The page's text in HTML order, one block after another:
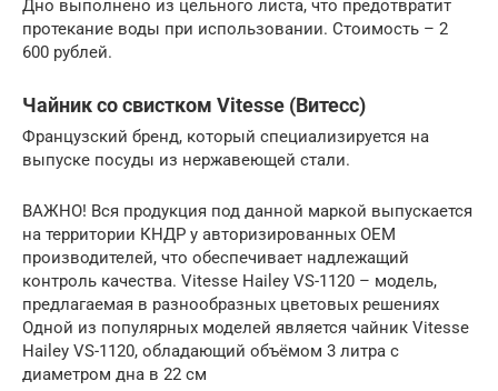
Дно выполнено из цельного листа, что предотвратит
протекание воды при использовании. Стоимость – 2
600 рублей.
Чайник со свистком Vitesse (Витесс)
Французский бренд, который специализируется на
выпуске посуды из нержавеющей стали.
ВАЖНО! Вся продукция под данной маркой выпускается
на территории КНДР у авторизированных OEM
производителей, что обеспечивает надлежащий
контроль качества. Vitesse Hailey VS-1120 – модель,
предлагаемая в разнообразных цветовых решениях
Одной из популярных моделей является чайник Vitesse
Hailey VS-1120, обладающий объёмом 3 литра с
диаметром дна в 22 см